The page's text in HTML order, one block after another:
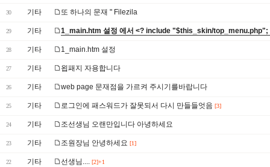
30 기타 또 하나의 문재 " Filezila
29 기타 1_main.htm 설정 에서 <? include "$this_skin/top_menu.php";
28 기타 1_main.htm 설정
27 기타 욉패지 자용합니다
26 기타 web page 문재점을 가르켜 주시기를바랍니다
25 기타 로그인에 패스워드가 잘못되서 다시 만들들엇음 [3]
24 기타 조선생님 오랜만입니다 아녕하세요
23 기타 조원장님 안녕하세요 [1]
22 기타 선생님.... [2]+1